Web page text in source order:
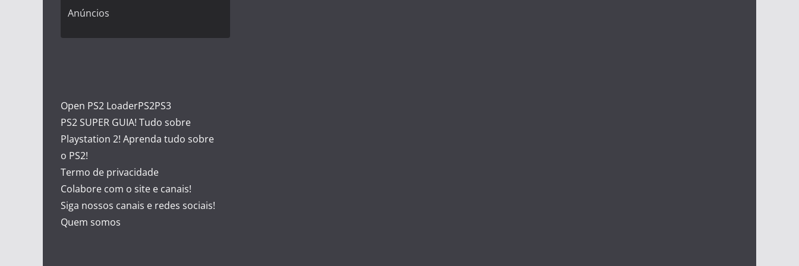
Anúncios
Open PS2 LoaderPS2PS3
PS2 SUPER GUIA! Tudo sobre
Playstation 2! Aprenda tudo sobre
o PS2!
Termo de privacidade
Colabore com o site e canais!
Siga nossos canais e redes sociais!
Quem somos